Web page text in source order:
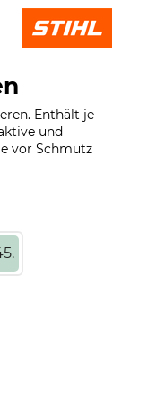
Enthält je
und
vor Schmutz